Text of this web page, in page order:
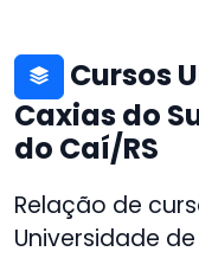
Cursos
Caxias do
do Caí/RS
Relação de
Universidade